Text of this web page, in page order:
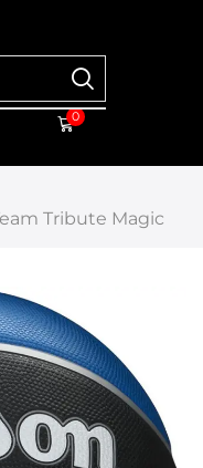
0
Tribute Magic